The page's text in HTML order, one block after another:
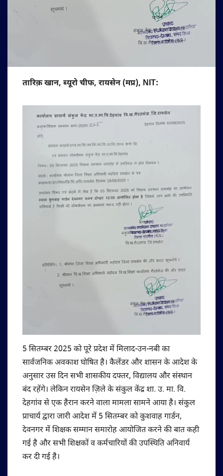
तारिक़ खान, ब्यूरो चीफ, रायसेन (मप्र), NIT:
5 सितम्बर 2025 को पूरे प्रदेश में मिलाद-उन-नबी का
सार्वजनिक अवकाश घोषित है। कैलेंडर और शासन के आदेश के
अनुसार उस दिन सभी शासकीय दफ्तर, विद्यालय और संस्थान
बंद रहेंगे। लेकिन रायसेन ज़िले के संकुल केंद्र शा. उ. मा. वि.
देहगांव से एक हैरान करने वाला मामला सामने आया है। संकुल
प्राचार्य द्वारा जारी आदेश में 5 सितम्बर को कुशवाह गार्डन,
देवनगर में शिक्षक सम्मान समारोह आयोजित करने की बात कही
गई है और सभी शिक्षकों व कर्मचारियों की उपस्थिति अनिवार्य
कर दी गई है।